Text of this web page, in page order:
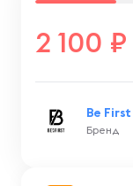
2 100
Be First
Бренд